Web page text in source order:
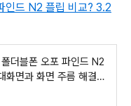
인드 N2 플립 비교? 3.2
더블폰 오포 파인드 N2
면과 화면 주름 해결